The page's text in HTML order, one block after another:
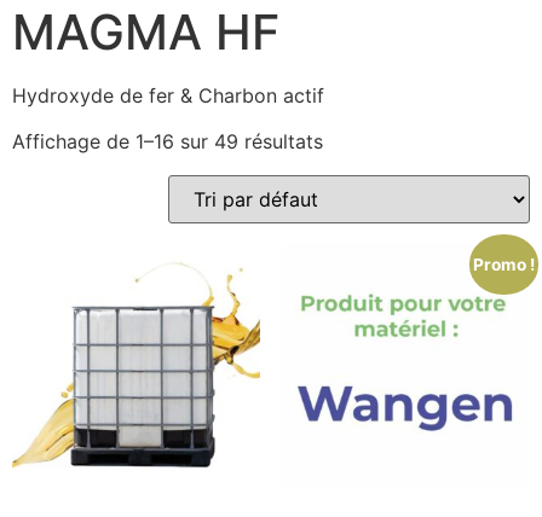
MAGMA HF
Hydroxyde de fer & Charbon actif
Affichage de 1–16 sur 49 résultats
Promo !